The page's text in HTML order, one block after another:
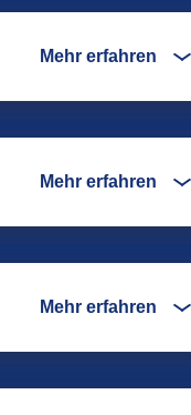
Mehr erfahren
Mehr erfahren
Mehr erfahren